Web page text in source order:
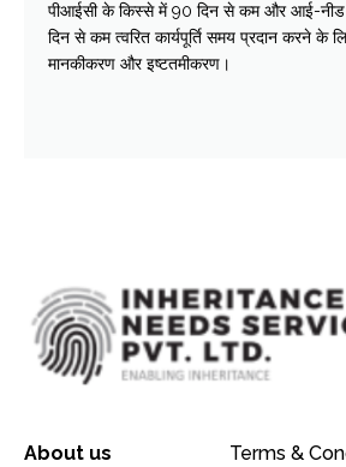
पीआईसी के किस्से में 90 दिन से कम और आई-नीड
दिन से कम त्वरित कार्यपूर्ति समय प्रदान करने के
मानकीकरण और इष्‍टतमीकरण।
About us Terms &